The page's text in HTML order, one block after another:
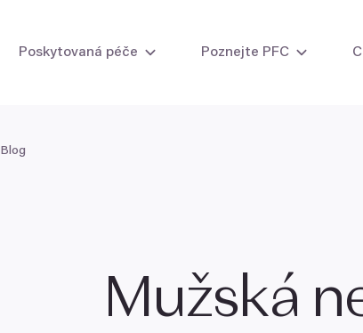
Poskytovaná péče
Laboratorní
Poznejte PFC
Blog
Mužská